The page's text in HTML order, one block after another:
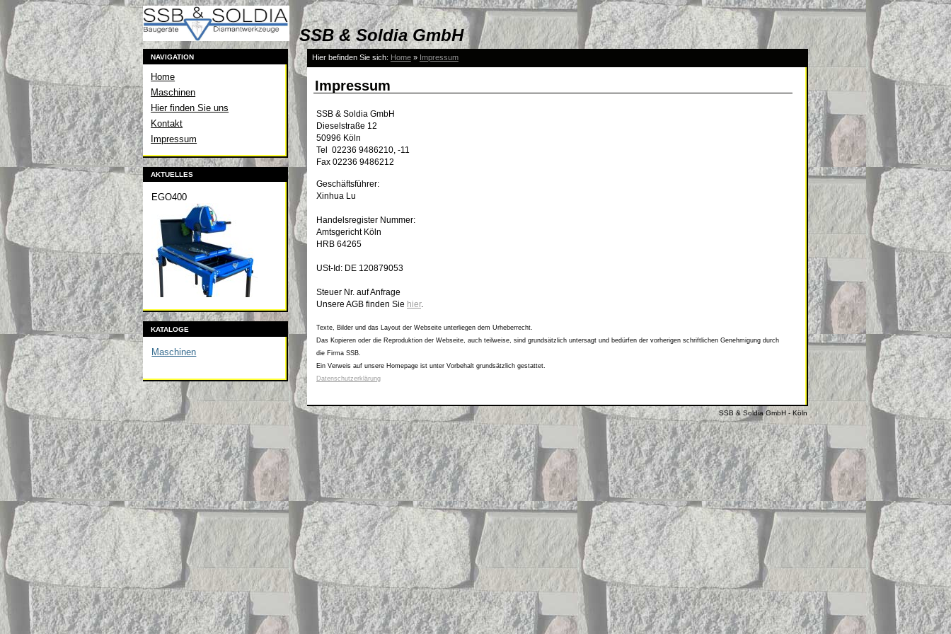
SSB & Soldia GmbH
Hier befinden Sie sich: Home» Impressum
Impressum
SSB & Soldia GmbH
Dieselstraße 12
50996 Köln
Tel 02236 9486210, -11
Fax 02236 9486212
Geschäftsführer:
Xinhua Lu
Handelsregister Nummer:
Amtsgericht Köln
HRB 64265
USt-Id: DE 120879053
Steuer Nr. auf Anfrage
Unsere AGB finden Sie hier.
Texte, Bilder und das Layout der Webseite unterliegen dem Urheberrecht.
Das Kopieren oder die Reproduktion der Webseite, auch teilweise, sind grundsätzlich untersagt und bedürfen der vorherigen schriftlichen Genehmigung durch
die Firma SSB.
Ein Verweis auf unsere Homepage ist unter Vorbehalt grundsätzlich gestattet.
Datenschutzerklärung
NAVIGATION
Home
Maschinen
Hier finden Sie uns
Kontakt
Impressum
AKTUELLES
EGO400
KATALOGE
Maschinen
SSB & Soldia GmbH - Köln